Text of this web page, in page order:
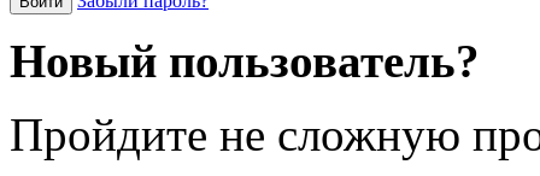
Новый пользователь?
Пройдите не сложную